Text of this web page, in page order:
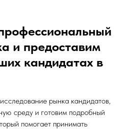
и предоставим
кандидатах в
рынка кандидатов,
среду и готовим подробный
помогает принимать